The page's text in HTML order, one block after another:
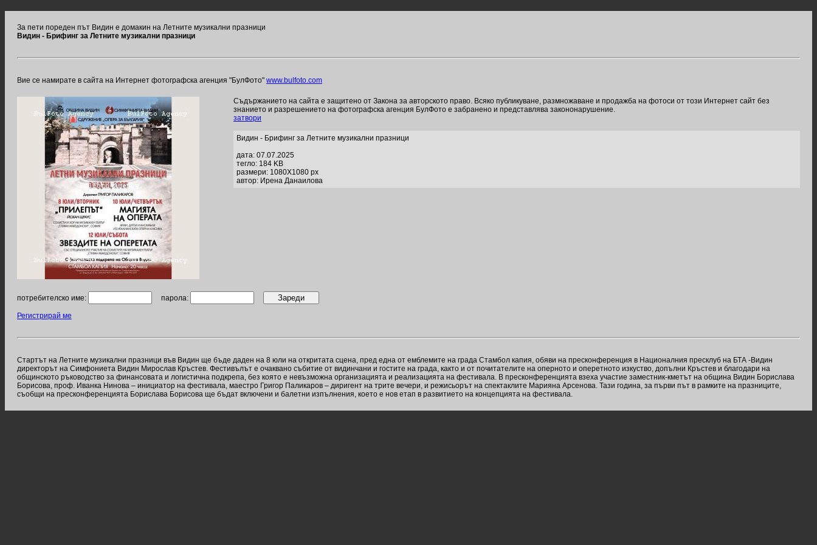
За пети пореден път Видин е домакин на Летните музикални празници
Видин - Брифинг за Летните музикални празници
Вие се намирате в сайта на Интернет фотографска агенция "БулФото" www.bulfoto.com
Съдържанието на сайта е защитено от Закона за авторското право. Всяко публикуване, размножаване и продажба на фотоси от този Интернет сайт без
знанието и разрешението на фотографска агенция БулФото е забранено и представлява закононарушение.
затвори
Видин - Брифинг за Летните музикални празници
дата: 07.07.2025
тегло: 184 KB
размери: 1080X1080 px
автор: Ирена Данаилова
потребителско име: парола:
Регистрирай ме
Стартът на Летните музикални празници във Видин ще бъде даден на 8 юли на откритата сцена, пред една от емблемите на града Стамбол капия, обяви на пресконференция в Националния пресклуб на БТА -Видин
директорът на Симфониета Видин Мирослав Кръстев. Фестивълът е очаквано събитие от видинчани и гостите на града, както и от почитателите на оперното и оперетното изкуство, допълни Кръстев и благодари на
общинското ръководство за финансовата и логистична подкрепа, без която е невъзможна организацията и реализацията на фестивала. В пресконференцията взеха участие заместник-кметът на община Видин Борислава
Борисова, проф. Иванка Нинова – инициатор на фестивала, маестро Григор Паликаров – диригент на трите вечери, и режисьорът на спектаклите Марияна Арсенова. Тази година, за първи път в рамките на празниците,
съобщи на пресконференцията Борислава Борисова ще бъдат включени и балетни изпълнения, което е нов етап в развитието на концепцията на фестивала.